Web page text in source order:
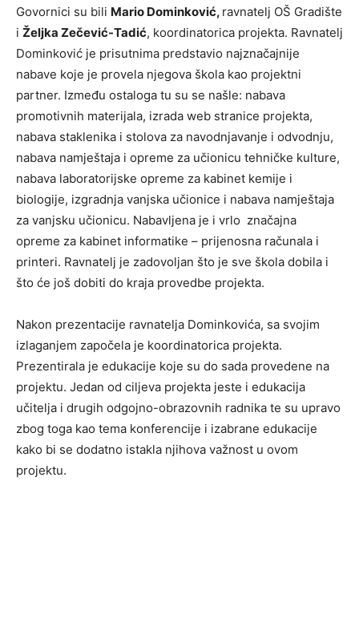
Govornici su bili Mario Dominković, ravnatelj OŠ Gradište
i Željka Zečević-Tadić, koordinatorica projekta. Ravnatelj
Dominković je prisutnima predstavio najznačajnije
nabave koje je provela njegova škola kao projektni
partner. Između ostaloga tu su se našle: nabava
promotivnih materijala, izrada web stranice projekta,
nabava staklenika i stolova za navodnjavanje i odvodnju,
nabava namještaja i opreme za učionicu tehničke kulture,
nabava laboratorijske opreme za kabinet kemije i
biologije, izgradnja vanjska učionice i nabava namještaja
za vanjsku učionicu. Nabavljena je i vrlo značajna
opreme za kabinet informatike – prijenosna računala i
printeri. Ravnatelj je zadovoljan što je sve škola dobila i
što će još dobiti do kraja provedbe projekta.
Nakon prezentacije ravnatelja Dominkovića, sa svojim
izlaganjem započela je koordinatorica projekta.
Prezentirala je edukacije koje su do sada provedene na
projektu. Jedan od ciljeva projekta jeste i edukacija
učitelja i drugih odgojno-obrazovnih radnika te su upravo
zbog toga kao tema konferencije i izabrane edukacije
kako bi se dodatno istakla njihova važnost u ovom
projektu.